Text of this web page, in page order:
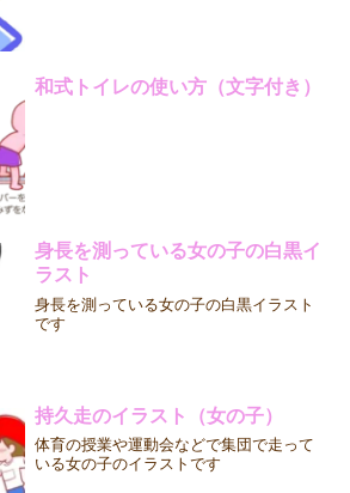
和式トイレの使い方（文字付き）
身長を測っている女の子の白黒イ
ラスト
身長を測っている女の子の白黒イラスト
です
持久走のイラスト（女の子）
体育の授業や運動会などで集団で走って
いる女の子のイラストです